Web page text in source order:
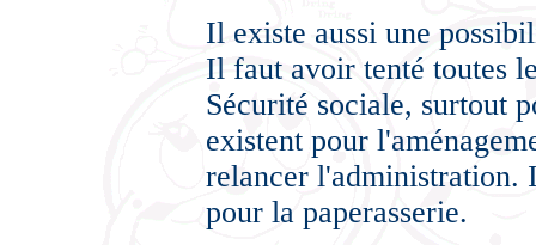
Il existe aussi une
Il faut avoir tenté toutes
Sécurité sociale, surtout
existent pour
relancer l'administration.
pour la paperasserie.